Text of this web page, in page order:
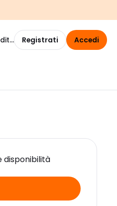
Registrati Accedi
disponibilità